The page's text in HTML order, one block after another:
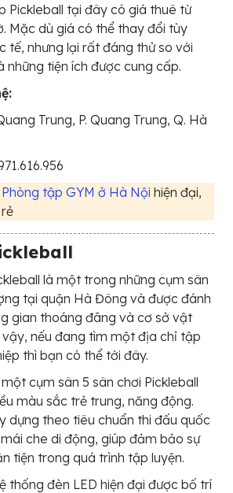
Pickleball tại đây có giá thuê từ
Mặc dù giá có thể thay đổi tùy
tế, nhưng lại rất đáng thử so với
những tiện ích được cung cấp.
Trung, P. Quang Trung, Q. Hà
Phòng tập GYM ở Hà Nội hiện đại,
là một trong những cụm sân
tại quận Hà Đông và được đánh
gian thoáng đãng và cơ sở vật
nếu đang tìm một địa chỉ tập
thì bạn có thể tới đây.
cụm sân 5 sân chơi Pickleball
màu sắc trẻ trung, năng động.
dựng theo tiêu chuẩn thi đấu quốc
che di động, giúp đảm bảo sự
tiện trong quá trình tập luyện.
thống đèn LED hiện đại được bố trí